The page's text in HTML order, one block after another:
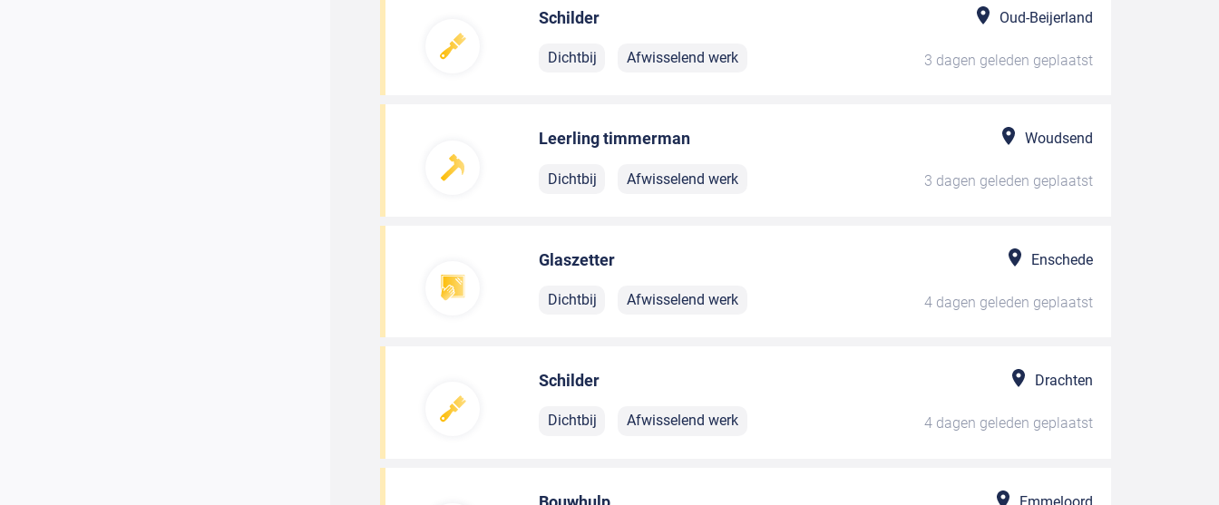
Schilder Oud-Beijerland
Dichtbij Afwisselend werk 3 dagen geleden geplaatst
Leerling timmerman Woudsend
Dichtbij Afwisselend werk 3 dagen geleden geplaatst
Glaszetter Enschede
Dichtbij Afwisselend werk 4 dagen geleden geplaatst
Schilder Drachten
Dichtbij Afwisselend werk 4 dagen geleden geplaatst
Emmeloord